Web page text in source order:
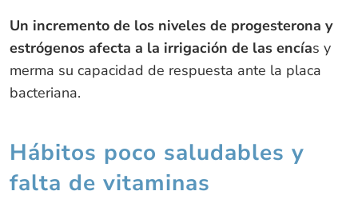
Un incremento de los niveles de progesterona y
estrógenos afecta a la irrigación de las encías y
merma su capacidad de respuesta ante la placa
bacteriana.
Hábitos poco saludables y
falta de vitaminas